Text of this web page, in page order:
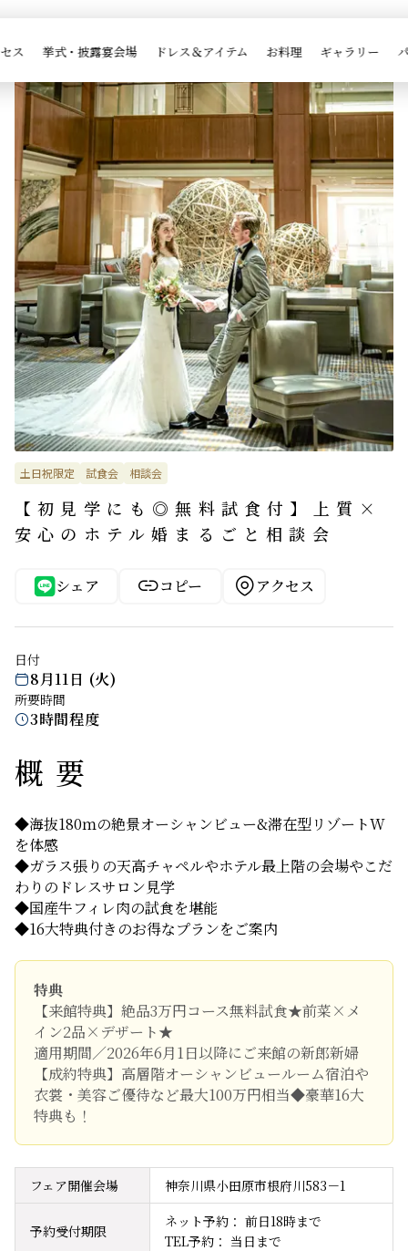
ス 挙式・披露宴会場 ドレス＆アイテム お料理 ギャラリー
土日祝限定 試食会 相談会
【初見学にも◎無料試食付】上質×
安心のホテル婚まるごと相談会
シェア コピー アクセス
日付
8月11日 (火)
所要時間
3時間程度
概要
◆海抜180ｍの絶景オーシャンビュー&滞在型リゾートW
を体感
◆ガラス張りの天高チャペルやホテル最上階の会場やこだ
わりのドレスサロン見学
◆国産牛フィレ肉の試食を堪能
◆16大特典付きのお得なプランをご案内
特典
【来館特典】絶品3万円コース無料試食★前菜×メ
イン2品×デザート★
適用期間／2026年6月1日以降にご来館の新郎新婦
【成約特典】高層階オーシャンビュールーム宿泊や
衣裳・美容ご優待など最大100万円相当◆豪華16大
特典も！
フェア開催会場 神奈川県小田原市根府川583－1
予約受付期限
ネット予約： 前日18時まで
TEL予約： 当日まで